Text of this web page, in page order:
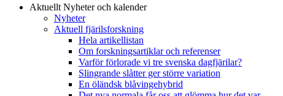
Aktuellt Nyheter och kalender
Nyheter
Aktuell fjärilsforskning
Hela artikellistan
Om forskningsartiklar och referenser
Varför förlorade vi tre svenska dagfjärilar?
Slingrande slåtter ger större variation
En öländsk blåvingehybrid